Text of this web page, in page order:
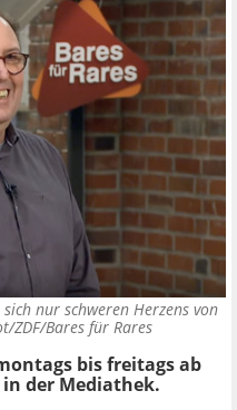
nur schweren Herzens von
ZDF/Bares für Rares
bis freitags ab
in der Mediathek.